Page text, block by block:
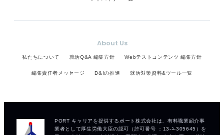
About Us
私たちについて 就活Q&A 編集方針 Webテストコンテンツ 編集方針
編集責任者メッセージ D&Iの推進 就活対策資料&ツール一覧